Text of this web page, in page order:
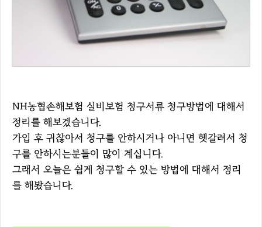
NH농협손해보험 실비보험 청구서류 청구방법에 대해서
정리를 해보겠습니다.
가입 후 귀찮아서 청구를 안하시거나 아니면 헷갈려서 청
구를 안하시는분들이 많이 계십니다.
그래서 오늘은 쉽게 청구할 수 있는 방법에 대해서 정리
를 해봤습니다.